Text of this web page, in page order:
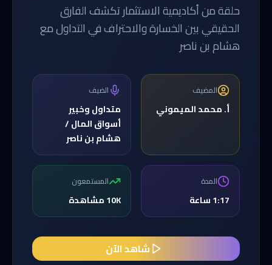
حلقة من أكاديمية الاستثمار تكشف الفارق
الحقيقي بين الخسارة والاحتراف في التداول مع
هشام بن ناصر
المضيف
أ. محمد الميموني
الضيف
متداول وخبير
أسواق المال /
هشام بن ناصر
المدة
1:17 ساعة
المستمعون
10K مشاهدة
شاهد الآن